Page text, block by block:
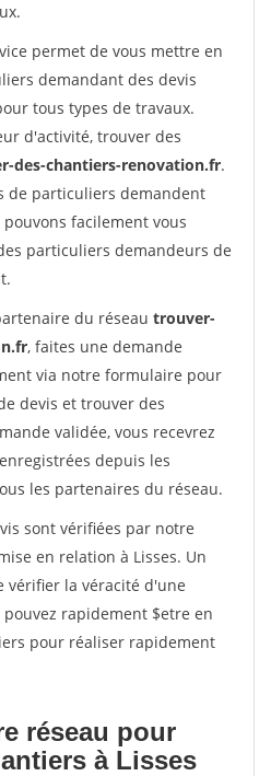
permet de vous mettre en
demandant des devis
tous types de travaux.
d'activité, trouver des
des-chantiers-renovation.fr.
de particuliers demandent
facilement vous
particuliers demandeurs de
du réseau trouver-
, faites une demande
via notre formulaire pour
devis et trouver des
validée, vous recevrez
depuis les
les partenaires du réseau.
sont vérifiées par notre
en relation à Lisses. Un
vérifier la véracité d'une
rapidement $etre en
pour réaliser rapidement
réseau pour
à Lisses